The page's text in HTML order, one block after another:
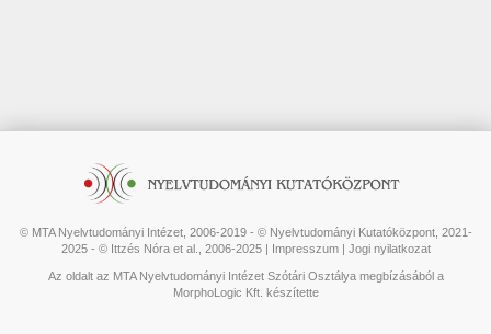
© MTA Nyelvtudományi Intézet, 2006-2019 - © Nyelvtudományi Kutatóközpont, 2021-
2025 - © Ittzés Nóra et al., 2006-2025 | Impresszum| Jogi nyilatkozat
Az oldalt az MTA Nyelvtudományi Intézet Szótári Osztálya megbízásából a
MorphoLogic Kft. készítette